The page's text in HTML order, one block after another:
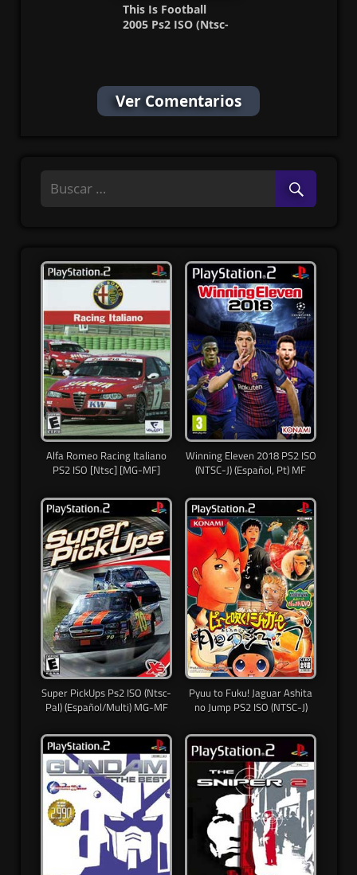
This Is Football
2005 Ps2 ISO (Ntsc-
Ver Comentarios
Alfa Romeo Racing Italiano
PS2 ISO [Ntsc] [MG-MF]
Winning Eleven 2018 PS2 ISO
(NTSC-J) (Español, Pt) MF
Super PickUps Ps2 ISO (Ntsc-
Pal) (Español/Multi) MG-MF
Pyuu to Fuku! Jaguar Ashita
no Jump PS2 ISO (NTSC-J)